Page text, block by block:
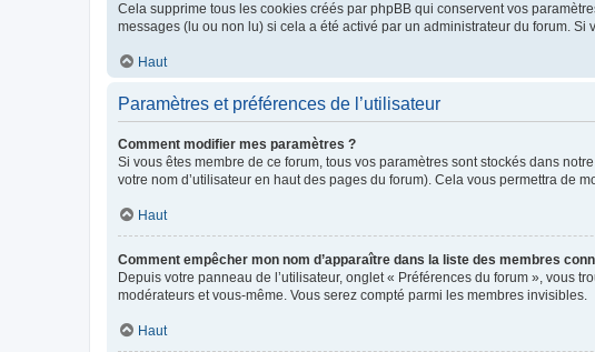
Cela supprime tous les cookies créés par phpBB qui conservent vos
messages (lu ou non lu) si cela a été activé par un administrateur du forum.
Haut
Paramètres et préférences de l’utilisateur
Comment modifier mes paramètres ?
Si vous êtes membre de ce forum, tous vos paramètres sont stockés dans
votre nom d’utilisateur en haut des pages du forum). Cela vous permettra de
Haut
Comment empêcher mon nom d’apparaître dans la liste des membres
Depuis votre panneau de l’utilisateur, onglet « Préférences du forum », vous
modérateurs et vous-même. Vous serez compté parmi les membres invisibles.
Haut